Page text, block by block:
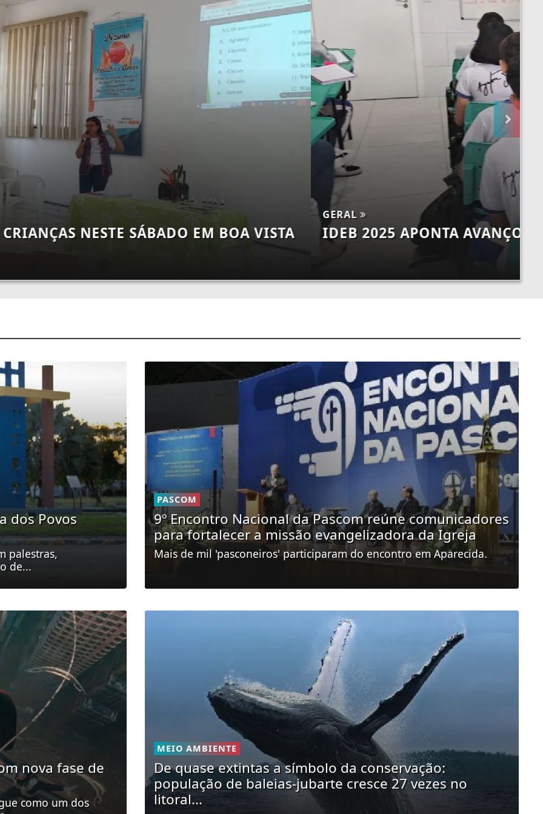
E MELHOR RESULTADO HISTÓRICO NO ENSINO MÉDIO
dos Povos
palestras,
de...
PASCOM
9º Encontro Nacional da Pascom reúne comunicadores
para fortalecer a missão evangelizadora da Igreja
Mais de mil 'pasconeiros' participaram do encontro em Aparecida.
nova fase de
como um dos
MEIO AMBIENTE
De quase extintas a símbolo da conservação:
população de baleias-jubarte cresce 27 vezes no
litoral...